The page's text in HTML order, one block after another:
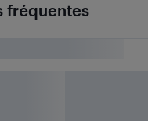
fréquentes